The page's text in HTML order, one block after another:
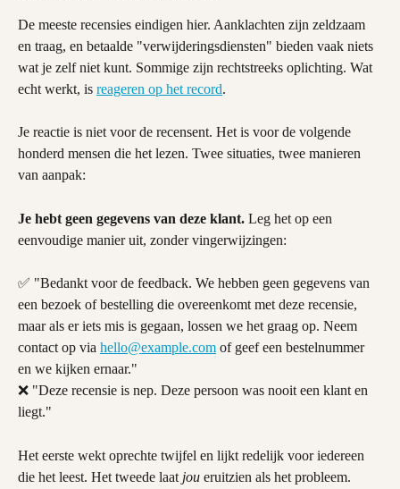
De meeste recensies eindigen hier. Aanklachten zijn zeldzaam
en traag, en betaalde "verwijderingsdiensten" bieden vaak niets
wat je zelf niet kunt. Sommige zijn rechtstreeks oplichting. Wat
echt werkt, is reageren op het record.
Je reactie is niet voor de recensent. Het is voor de volgende
honderd mensen die het lezen. Twee situaties, twee manieren
van aanpak:
Je hebt geen gegevens van deze klant. Leg het op een
eenvoudige manier uit, zonder vingerwijzingen:
✅ "Bedankt voor de feedback. We hebben geen gegevens van
een bezoek of bestelling die overeenkomt met deze recensie,
maar als er iets mis is gegaan, lossen we het graag op. Neem
contact op via hello@example.com of geef een bestelnummer
en we kijken ernaar."
❌ "Deze recensie is nep. Deze persoon was nooit een klant en
liegt."
Het eerste wekt oprechte twijfel en lijkt redelijk voor iedereen
die het leest. Het tweede laat jou eruitzien als het probleem.